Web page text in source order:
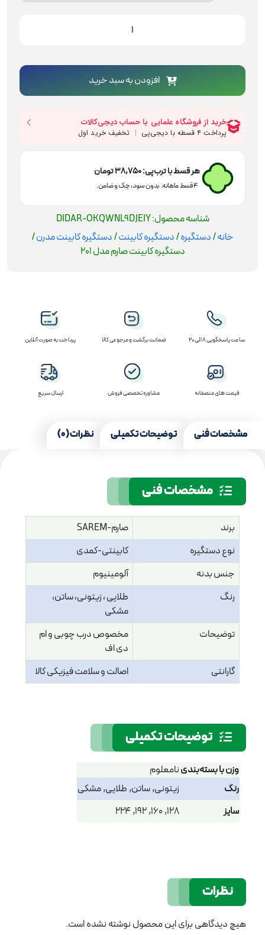
201
عدد
افزودن به سبد خرید
هر قسط با ترب‌پی:38,750تومان
۴ قسط ماهانه. بدون سود، چک و ضامن.
شناسه محصول:DIDAR-OKQWNL9DJEIY
خانه/دستگیره/دستگیره کابینت/دستگیره کابینت مدرن/
دستگیره کابینت صارم مدل 201
ساعت پاسخگویی 8 الی 20 ضمانت برگشت و مرجوعی کالا پرداخت به صورت آنلاین
قیمت های منصفانه مشاوره تخصصی فروش ارسال سریع
مشخصات فنی توضیحات تکمیلی نظرات (0)
مشخصات فنی
برند
صارم-SAREM
نوع دستگیره
کابینتی-کمدی
جنس بدنه
آلومینیوم
رنگ
طلایی ، زیتونی، ساتن،
مشکی
توضیحات
مخصوص درب چوبی و ام
دی اف
گارانتی
اصالت و سلامت فیزیکی کالا
توضیحات تکمیلی
وزن با بسته‌بندینامعلوم
رنگ
زیتونی, ساتن, طلایی, مشکی
سایز
128, 160, 192, 224
نظرات
هیچ دیدگاهی برای این محصول نوشته نشده است.